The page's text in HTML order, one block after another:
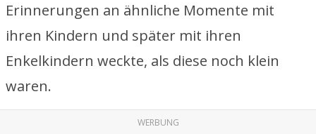
Erinnerungen an ähnliche Momente mit
ihren Kindern und später mit ihren
Enkelkindern weckte, als diese noch klein
waren.
WERBUNG